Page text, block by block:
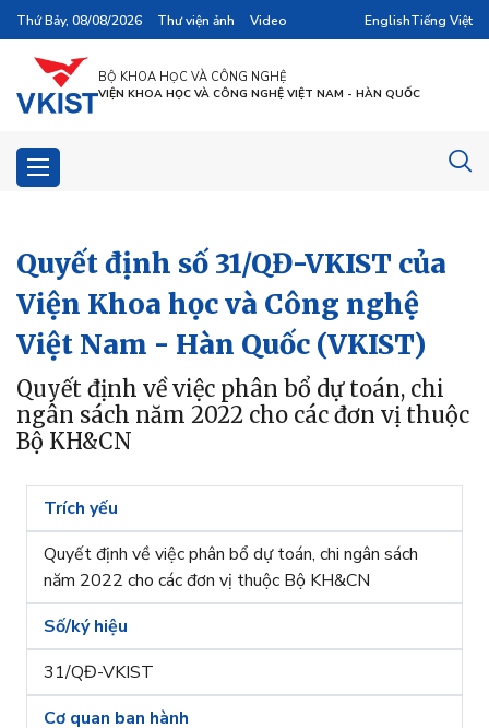
Thứ Bảy, 08/08/2026 Thư viện ảnh Video EnglishTiếng Việt
BỘ KHOA HỌC VÀ CÔNG NGHỆ
VIỆN KHOA HỌC VÀ CÔNG NGHỆ VIỆT NAM - HÀN QUỐC
Quyết định số 31/QĐ-VKIST của
Viện Khoa học và Công nghệ
Việt Nam - Hàn Quốc (VKIST)
Quyết định về việc phân bổ dự toán, chi
ngân sách năm 2022 cho các đơn vị thuộc
Bộ KH&CN
Trích yếu
Quyết định về việc phân bổ dự toán, chi ngân sách
năm 2022 cho các đơn vị thuộc Bộ KH&CN
Số/ký hiệu
31/QĐ-VKIST
Cơ quan ban hành